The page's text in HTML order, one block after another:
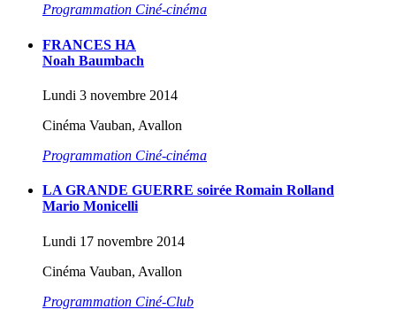
Programmation Ciné-cinéma
FRANCES HA
Noah Baumbach
Lundi 3 novembre 2014
Cinéma Vauban, Avallon
Programmation Ciné-cinéma
LA GRANDE GUERRE soirée Romain Rolland
Mario Monicelli
Lundi 17 novembre 2014
Cinéma Vauban, Avallon
Programmation Ciné-Club